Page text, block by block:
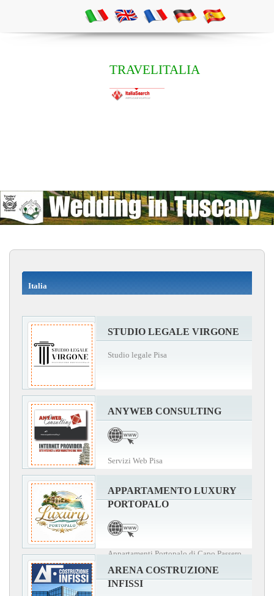
TRAVELITALIA
Italia
STUDIO LEGALE VIRGONE
Studio legale Pisa
ANYWEB CONSULTING
Servizi Web Pisa
APPARTAMENTO LUXURY
PORTOPALO
Appartamenti Portopalo di Capo Passero
ARENA COSTRUZIONE
INFISSI